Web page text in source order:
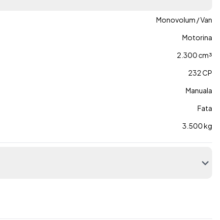
Monovolum / Van
Motorina
2.300 cm³
232 CP
Manuala
Fata
3.500 kg